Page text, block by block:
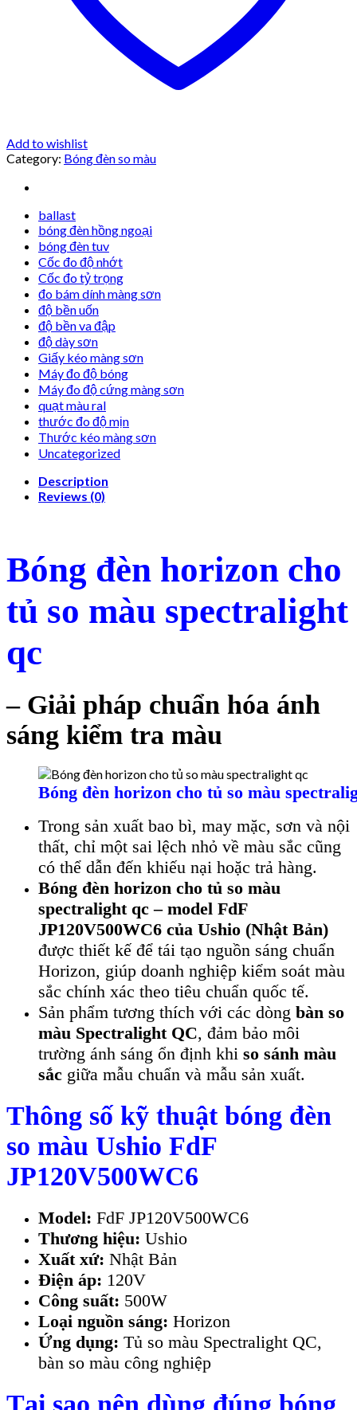
Add to wishlist
Category: Bóng đèn so màu
ballast
bóng đèn hồng ngoại
bóng đèn tuv
Cốc đo độ nhớt
Cốc đo tỷ trọng
đo bám dính màng sơn
độ bền uốn
độ bền va đập
độ dày sơn
Giấy kéo màng sơn
Máy đo độ bóng
Máy đo độ cứng màng sơn
quạt màu ral
thước đo độ mịn
Thước kéo màng sơn
Uncategorized
Description
Reviews (0)
Bóng đèn horizon cho
tủ so màu spectralight
qc
– Giải pháp chuẩn hóa ánh
sáng kiểm tra màu
Bóng đèn horizon cho tủ so màu
Trong sản xuất bao bì, may mặc, sơn và nội
thất, chỉ một sai lệch nhỏ về màu sắc cũng
có thể dẫn đến khiếu nại hoặc trả hàng.
Bóng đèn horizon cho tủ so màu
spectralight qc – model FdF
JP120V500WC6 của Ushio (Nhật Bản)
được thiết kế để tái tạo nguồn sáng chuẩn
Horizon, giúp doanh nghiệp kiểm soát màu
sắc chính xác theo tiêu chuẩn quốc tế.
Sản phẩm tương thích với các dòng bàn so
màu Spectralight QC, đảm bảo môi
trường ánh sáng ổn định khi so sánh màu
sắc giữa mẫu chuẩn và mẫu sản xuất.
Thông số kỹ thuật bóng đèn
so màu Ushio FdF
JP120V500WC6
Model: FdF JP120V500WC6
Thương hiệu: Ushio
Xuất xứ: Nhật Bản
Điện áp: 120V
Công suất: 500W
Loại nguồn sáng: Horizon
Ứng dụng: Tủ so màu Spectralight QC,
bàn so màu công nghiệp
Tại sao nên dùng đúng bóng